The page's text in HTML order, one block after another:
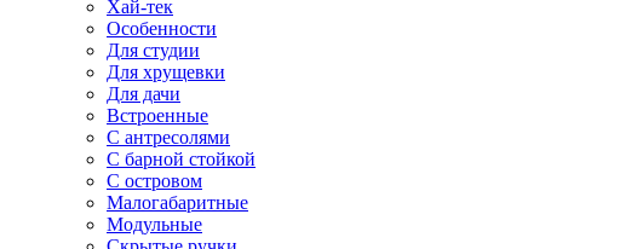
Хай-тек
Особенности
Для студии
Для хрущевки
Для дачи
Встроенные
С антресолями
С барной стойкой
С островом
Малогабаритные
Модульные